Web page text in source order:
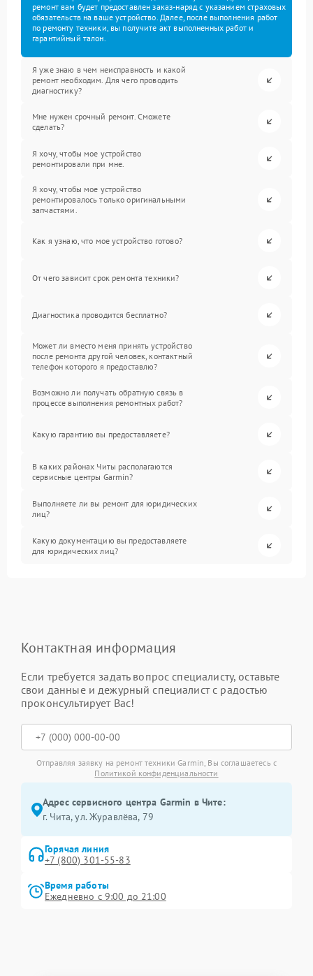
ремонт вам будет предоставлен заказ-наряд с указанием страховых
обязательств на ваше устройство. Далее, после выполнения работ
по ремонту техники, вы получите акт выполненных работ и
гарантийный талон.
Я уже знаю в чем неисправность и какой
ремонт необходим. Для чего проводить
диагностику?
Мне нужен срочный ремонт. Сможете
сделать?
Я хочу, чтобы мое устройство
ремонтировали при мне.
Я хочу, чтобы мое устройство
ремонтировалось только оригинальными
запчастями.
Как я узнаю, что мое устройство готово?
От чего зависит срок ремонта техники?
Диагностика проводится бесплатно?
Может ли вместо меня принять устройство
после ремонта другой человек, контактный
телефон которого я предоставлю?
Возможно ли получать обратную связь в
процессе выполнения ремонтных работ?
Какую гарантию вы предоставляете?
В каких районах Читы располагаются
сервисные центры Garmin?
Выполняете ли вы ремонт для юридических
лиц?
Какую документацию вы предоставляете
для юридических лиц?
Контактная информация
Если требуется задать вопрос специалисту, оставьте
свои данные и дежурный специалист с радостью
проконсультирует Вас!
Отправляя заявку на ремонт техники Garmin, Вы соглашаетесь с
Политикой конфиденциальности
Адрес сервисного центра Garmin в Чите:
г. Чита, ул. Журавлёва, 79
Горячая линия
+7 (800) 301-55-83
Время работы
Ежедневно с 9:00 до 21:00